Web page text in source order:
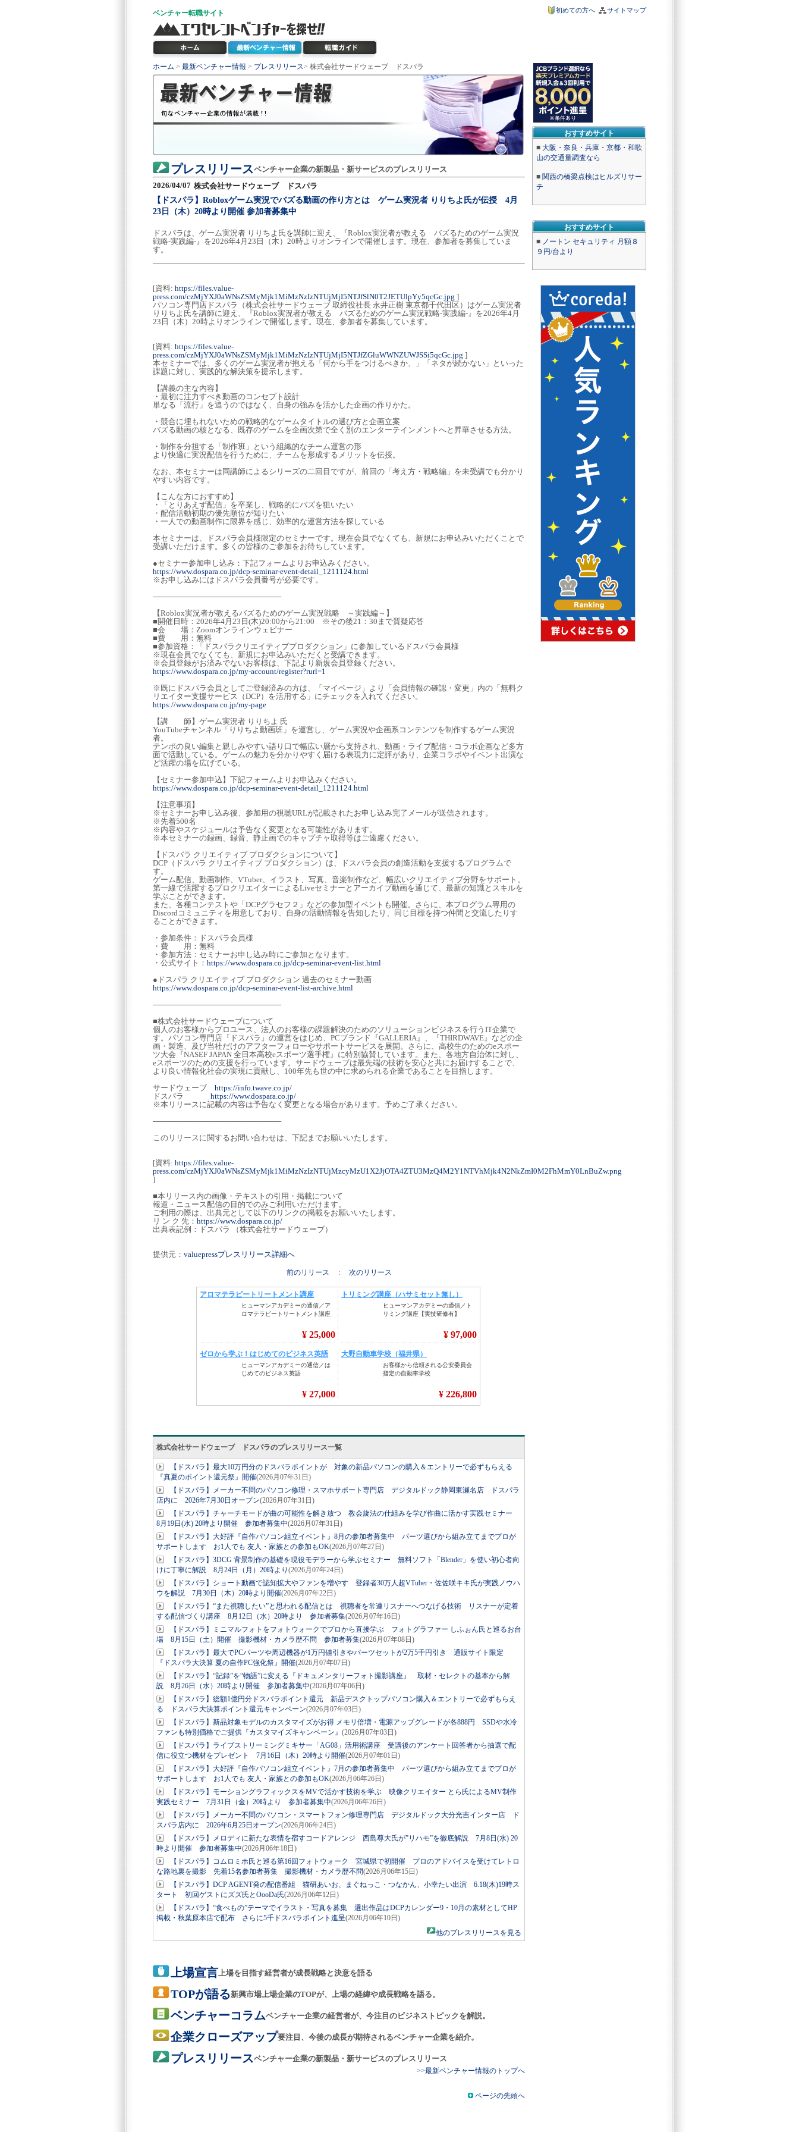
ベンチャー転職サイト サイトマップ
初めての方へ
おすすめサイト
■ 大阪・奈良・兵庫・京都・和歌
山の交通量調査なら
■ 関西の橋梁点検はヒルズリサー
チ
おすすめサイト
■ ノートン セキュリティ 月額８
９円/台より
ホーム > 最新ベンチャー情報 > プレスリリース> 株式会社サードウェーブ ドスパラ
プレスリリースベンチャー企業の新製品・新サービスのプレスリリース
2026/04/07 株式会社サードウェーブ ドスパラ
【ドスパラ】Robloxゲーム実況でバズる動画の作り方とは ゲーム実況者 りりちよ氏が伝授 4月
23日（木）20時より開催 参加者募集中
ドスパラは、ゲーム実況者 りりちよ氏を講師に迎え、『Roblox実況者が教える バズるためのゲーム実況
戦略-実践編-』を2026年4月23日（木）20時よりオンラインで開催します。現在、参加者を募集していま
す。
[資料: https://files.value-
press.com/czMjYXJ0aWNsZSMyMjk1MiMzNzIzNTUjMjI5NTJfSlN0T2JETUlpYy5qcGc.jpg ]
パソコン専門店ドスパラ（株式会社サードウェーブ 取締役社長 永井正樹 東京都千代田区）はゲーム実況者
りりちよ氏を講師に迎え、『Roblox実況者が教える バズるためのゲーム実況戦略-実践編-』を2026年4月
23日（木）20時よりオンラインで開催します。現在、参加者を募集しています。
[資料: https://files.value-
press.com/czMjYXJ0aWNsZSMyMjk1MiMzNzIzNTUjMjI5NTJfZGluWWNZUWJSSi5qcGc.jpg ]
本セミナーでは、多くのゲーム実況者が抱える「何から手をつけるべきか、」「ネタが続かない」といった
課題に対し、実践的な解決策を提示します。
【講義の主な内容】
・最初に注力すべき動画のコンセプト設計
単なる「流行」を追うのではなく、自身の強みを活かした企画の作りかた。
・競合に埋もれないための戦略的なゲームタイトルの選び方と企画立案
バズる動画の核となる、既存のゲームを企画次第で全く別のエンターテインメントへと昇華させる方法。
・制作を分担する「制作班」という組織的なチーム運営の形
より快適に実況配信を行うために、チームを形成するメリットを伝授。
なお、本セミナーは同講師によるシリーズの二回目ですが、前回の「考え方・戦略編」を未受講でも分かり
やすい内容です。
【こんな方におすすめ】
・「とりあえず配信」を卒業し、戦略的にバズを狙いたい
・配信活動初期の優先順位が知りたい
・一人での動画制作に限界を感じ、効率的な運営方法を探している
本セミナーは、ドスパラ会員様限定のセミナーです。現在会員でなくても、新規にお申込みいただくことで
受講いただけます。多くの皆様のご参加をお待ちしています。
●セミナー参加申し込み：下記フォームよりお申込みください。
https://www.dospara.co.jp/dcp-seminar-event-detail_1211124.html
※お申し込みにはドスパラ会員番号が必要です。
────────────────────────
【Roblox実況者が教えるバズるためのゲーム実況戦略 ～実践編～】
■開催日時：2026年4月23日(木)20:00から21:00 ※その後21：30まで質疑応答
■会 場：Zoomオンラインウェビナー
■費 用：無料
■参加資格：「ドスパラクリエイティブプロダクション」に参加しているドスパラ会員様
※現在会員でなくても、新規にお申込みいただくと受講できます。
※会員登録がお済みでないお客様は、下記より新規会員登録ください。
https://www.dospara.co.jp/my-account/register?rurl=1
※既にドスパラ会員としてご登録済みの方は、「マイページ」より「会員情報の確認・変更」内の「無料ク
リエイター支援サービス（DCP）を活用する」にチェックを入れてください。
https://www.dospara.co.jp/my-page
【講 師】ゲーム実況者 りりちよ 氏
YouTubeチャンネル「りりちよ動画班」を運営し、ゲーム実況や企画系コンテンツを制作するゲーム実況
者。
テンポの良い編集と親しみやすい語り口で幅広い層から支持され、動画・ライブ配信・コラボ企画など多方
面で活動している。ゲームの魅力を分かりやすく届ける表現力に定評があり、企業コラボやイベント出演な
ど活躍の場を広げている。
【セミナー参加申込】下記フォームよりお申込みください。
https://www.dospara.co.jp/dcp-seminar-event-detail_1211124.html
【注意事項】
※セミナーお申し込み後、参加用の視聴URLが記載されたお申し込み完了メールが送信されます。
※先着500名
※内容やスケジュールは予告なく変更となる可能性があります。
※本セミナーの録画、録音、静止画でのキャプチャ取得等はご遠慮ください。
【ドスパラ クリエイティブ プロダクションについて】
DCP（ドスパラ クリエイティブ プロダクション）は、ドスパラ会員の創造活動を支援するプログラムで
す。
ゲーム配信、動画制作、VTuber、イラスト、写真、音楽制作など、幅広いクリエイティブ分野をサポート。
第一線で活躍するプロクリエイターによるLiveセミナーとアーカイブ動画を通じて、最新の知識とスキルを
学ぶことができます。
また、各種コンテストや「DCPグラセフ２」などの参加型イベントも開催。さらに、本プログラム専用の
Discordコミュニティを用意しており、自身の活動情報を告知したり、同じ目標を持つ仲間と交流したりす
ることができます。
・参加条件：ドスパラ会員様
・費 用：無料
・参加方法：セミナーお申し込み時にご参加となります。
・公式サイト： https://www.dospara.co.jp/dcp-seminar-event-list.html
●ドスパラ クリエイティブ プロダクション 過去のセミナー動画
https://www.dospara.co.jp/dcp-seminar-event-list-archive.html
────────────────────────
■株式会社サードウェーブについて
個人のお客様からプロユース、法人のお客様の課題解決のためのソリューションビジネスを行うIT企業で
す。パソコン専門店『ドスパラ』の運営をはじめ、PCブランド『GALLERIA』、『THIRDWAVE』などの企
画・製造、及び当社だけのアフターフォローやサポートサービスを展開。さらに、高校生のためのeスポー
ツ大会『NASEF JAPAN 全日本高校eスポーツ選手権』に特別協賛しています。また、各地方自治体に対し、
eスポーツのための支援を行っています。サードウェーブは最先端の技術を安心と共にお届けすることで、
より良い情報化社会の実現に貢献し、100年先も世の中に求められる企業であることを目指します。
サードウェーブ https://info.twave.co.jp/
ドスパラ https://www.dospara.co.jp/
※本リリースに記載の内容は予告なく変更となる場合があります。予めご了承ください。
────────────────────────
このリリースに関するお問い合わせは、下記までお願いいたします。
[資料: https://files.value-
press.com/czMjYXJ0aWNsZSMyMjk1MiMzNzIzNTUjMzcyMzU1X2JjOTA4ZTU3MzQ4M2Y1NTVhMjk4N2NkZmI0M2FhMmY0LnBuZw.png
]
■本リリース内の画像・テキストの引用・掲載について
報道・ニュース配信の目的でのみご利用いただけます。
ご利用の際は、出典元として以下のリンクの掲載をお願いいたします。
リ ン ク 先： https://www.dospara.co.jp/
出典表記例：ドスパラ （株式会社サードウェーブ）
提供元： valuepressプレスリリース詳細へ
前のリリース : 次のリリース
株式会社サードウェーブ ドスパラのプレスリリース一覧
【ドスパラ】最大10万円分のドスパラポイントが 対象の新品パソコンの購入＆エントリーで必ずもらえる
『真夏のポイント還元祭』開催(2026月07年31日)
【ドスパラ】メーカー不問のパソコン修理・スマホサポート専門店 デジタルドック静岡東瀬名店 ドスパラ
店内に 2026年7月30日オープン(2026月07年31日)
【ドスパラ】チャーチモードが曲の可能性を解き放つ 教会旋法の仕組みを学び作曲に活かす実践セミナー
8月19日(水) 20時より開催 参加者募集中(2026月07年31日)
【ドスパラ】大好評『自作パソコン組立イベント』8月の参加者募集中 パーツ選びから組み立てまでプロが
サポートします お1人でも 友人・家族との参加もOK(2026月07年27日)
【ドスパラ】3DCG 背景制作の基礎を現役モデラーから学ぶセミナー 無料ソフト「Blender」を使い初心者向
けに丁寧に解説 8月24日（月）20時より (2026月07年24日)
【ドスパラ】ショート動画で認知拡大やファンを増やす 登録者30万人超VTuber・佐佐咲キキ氏が実践ノウハ
ウを解説 7月30日（木）20時より開催(2026月07年22日)
【ドスパラ】“また視聴したい”と思われる配信とは 視聴者を常連リスナーへつなげる技術 リスナーが定着
する配信づくり講座 8月12日（水）20時より 参加者募集(2026月07年16日)
【ドスパラ】ミニマルフォトをフォトウォークでプロから直接学ぶ フォトグラファー しふぉん氏と巡るお台
場 8月15日（土）開催 撮影機材・カメラ歴不問 参加者募集(2026月07年08日)
【ドスパラ】最大でPCパーツや周辺機器が1万円値引きやパーツセットが2万5千円引き 通販サイト限定
『ドスパラ大決算 夏の自作PC強化祭』開催(2026月07年07日)
【ドスパラ】“記録”を“物語”に変える『ドキュメンタリーフォト撮影講座』 取材・セレクトの基本から解
説 8月26日（水）20時より開催 参加者募集中(2026月07年06日)
【ドスパラ】総額1億円分ドスパラポイント還元 新品デスクトップパソコン購入＆エントリーで必ずもらえ
る ドスパラ大決算ポイント還元キャンペーン(2026月07年03日)
【ドスパラ】新品対象モデルのカスタマイズがお得 メモリ倍増・電源アップグレードが各888円 SSDや水冷
ファンも特別価格でご提供『カスタマイズキャンペーン』 (2026月07年03日)
【ドスパラ】ライブストリーミングミキサー「AG08」活用術講座 受講後のアンケート回答者から抽選で配
信に役立つ機材をプレゼント 7月16日（木）20時より開催(2026月07年01日)
【ドスパラ】大好評『自作パソコン組立イベント』7月の参加者募集中 パーツ選びから組み立てまでプロが
サポートします お1人でも 友人・家族との参加もOK(2026月06年26日)
【ドスパラ】モーショングラフィックスをMVで活かす技術を学ぶ 映像クリエイター とら氏によるMV制作
実践セミナー 7月31日（金）20時より 参加者募集中(2026月06年26日)
【ドスパラ】メーカー不問のパソコン・スマートフォン修理専門店 デジタルドック大分光吉インター店 ド
スパラ店内に 2026年6月25日オープン(2026月06年24日)
【ドスパラ】メロディに新たな表情を宿すコードアレンジ 西島尊大氏が”リハモ”を徹底解説 7月8日(水) 20
時より開催 参加者募集中(2026月06年18日)
【ドスパラ】コムロミホ氏と巡る第16回フォトウォーク 宮城県で初開催 プロのアドバイスを受けてレトロ
な路地裏を撮影 先着15名参加者募集 撮影機材・カメラ歴不問(2026月06年15日)
【ドスパラ】DCP AGENT発の配信番組 猫研あいお、まぐねっこ・つなかん、小幸たい出演 6.18(木)19時ス
タート 初回ゲストにズズ氏とOooDa氏(2026月06年12日)
【ドスパラ】“食べもの”テーマでイラスト・写真を募集 選出作品はDCPカレンダー9・10月の素材としてHP
掲載・秋葉原本店で配布 さらに5千ドスパラポイント進呈(2026月06年10日)
他のプレスリリースを見る
上場宣言上場を目指す経営者が成長戦略と決意を語る
TOPが語る新興市場上場企業のTOPが、上場の経緯や成長戦略を語る。
ベンチャーコラムベンチャー企業の経営者が、今注目のビジネストピックを解説。
企業クローズアップ要注目、今後の成長が期待されるベンチャー企業を紹介。
プレスリリースベンチャー企業の新製品・新サービスのプレスリリース
>>最新ベンチャー情報のトップへ
ページの先頭へ